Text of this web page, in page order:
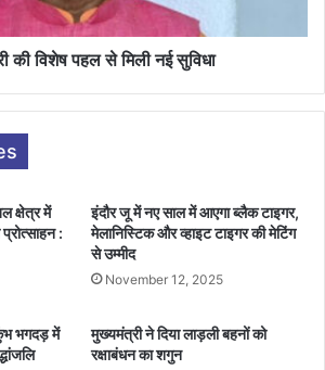
की विशेष पहल से मिली नई सुविधा
क्षेत्र में
प्रोत्साहन :
इंदौर जू में नए साल में आएगा ब्लैक टाइगर,
मेलानिस्टिक और व्हाइट टाइगर की मेटिंग
से उम्मीद
November 12, 2025
भगदड़ में
मुख्यमंत्री ने दिया लाड़ली बहनों को
रक्षाबंधन का शगुन